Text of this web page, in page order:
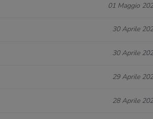
01 Maggio
30 Aprile
30 Aprile
29 Aprile
28 Aprile